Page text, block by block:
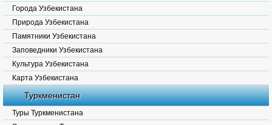
Города Узбекистана
Природа Узбекистана
Памятники Узбекистана
Заповедники Узбекистана
Культура Узбекистана
Карта Узбекистана
Туркменистан
Туры Туркменистана